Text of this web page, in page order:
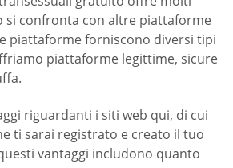
si confronta con altre piattaforme
piattaforme forniscono diversi tipi
piattaforme legittime, sicure
riguardanti i siti web qui, di cui
ti sarai registrato e creato il tuo
vantaggi includono quanto